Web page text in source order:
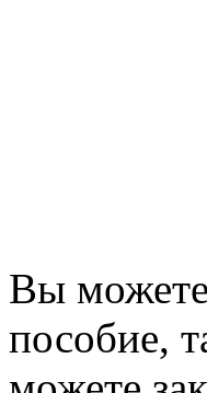
Вы
пособие,